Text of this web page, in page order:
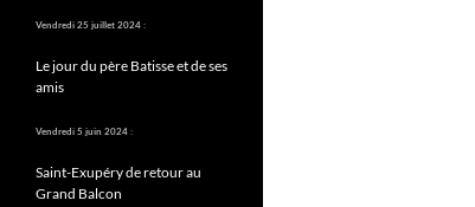
Vendredi 25 juillet 2024 :
Le jour du père Batisse et de ses
amis
Vendredi 5 juin 2024 :
Saint-Exupéry de retour au
Grand Balcon